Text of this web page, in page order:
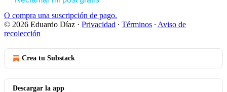
O compra una suscripción de pago.
© 2026 Eduardo Díaz · Privacidad ∙ Términos ∙ Aviso de
recolección
Crea tu Substack
Descargar la app